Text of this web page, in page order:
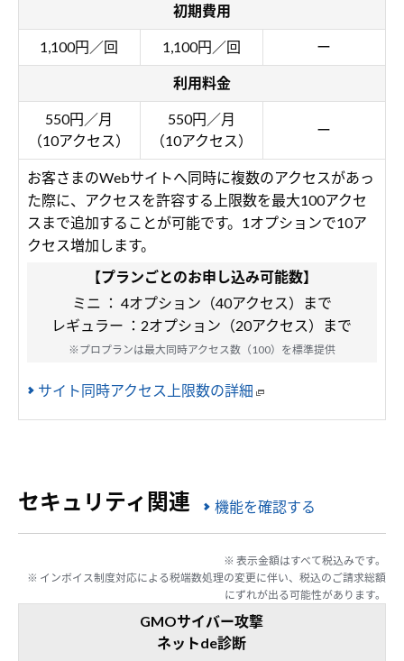
初期費用
1,100円／回 1,100円／回 ー
利用料金
550円／月
（10アクセス）
550円／月
（10アクセス）
ー
お客さまのWebサイトへ同時に複数のアクセスがあっ
た際に、アクセスを許容する上限数を最大100アクセ
スまで追加することが可能です。1オプションで10ア
クセス増加します。
【プランごとのお申し込み可能数】
ミニ ： 4オプション（40アクセス）まで
レギュラー ：2オプション（20アクセス）まで
※プロプランは最大同時アクセス数（100）を標準提供
サイト同時アクセス上限数の詳細
セキュリティ関連 機能を確認する
※ 表示金額はすべて税込みです。
※ インボイス制度対応による税端数処理の変更に伴い、税込のご請求総額
にずれが出る可能性があります。
GMOサイバー攻撃
ネットde診断